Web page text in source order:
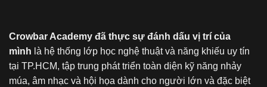
Crowbar Academy đã thực sự đánh dấu vị trí của
mình là hệ thống lớp học nghệ thuật và năng khiếu uy tín
tại TP.HCM, tập trung phát triển toàn diện kỹ năng nhảy
múa, âm nhạc và hội họa dành cho người lớn và đặc biệt